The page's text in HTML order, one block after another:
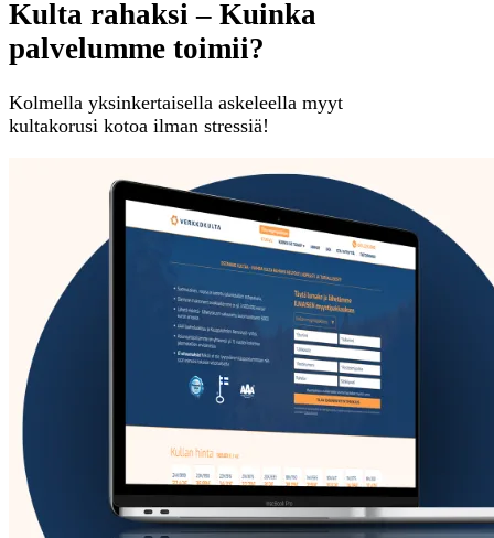
Kulta rahaksi – Kuinka
palvelumme toimii?
Kolmella yksinkertaisella askeleella myyt
kultakorusi kotoa ilman stressiä!